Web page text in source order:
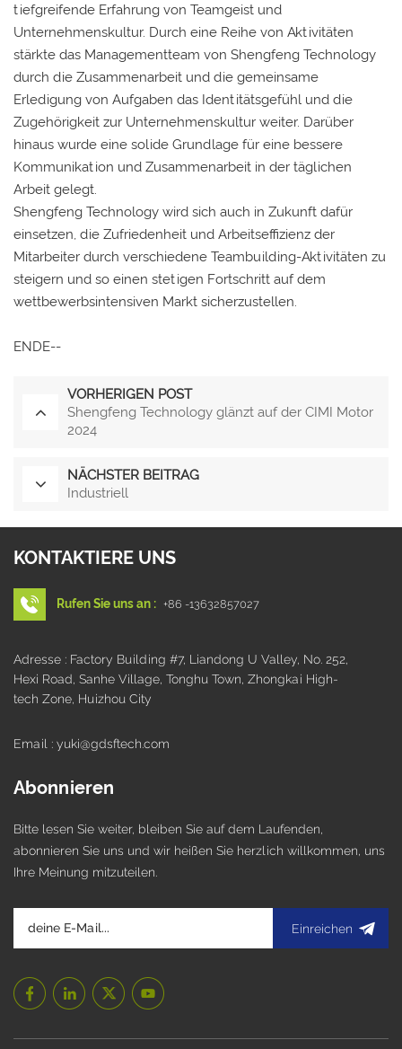
tiefgreifende Erfahrung von Teamgeist und
Unternehmenskultur. Durch eine Reihe von Aktivitäten
stärkte das Managementteam von Shengfeng Technology
durch die Zusammenarbeit und die gemeinsame
Erledigung von Aufgaben das Identitätsgefühl und die
Zugehörigkeit zur Unternehmenskultur weiter. Darüber
hinaus wurde eine solide Grundlage für eine bessere
Kommunikation und Zusammenarbeit in der täglichen
Arbeit gelegt.
Shengfeng Technology wird sich auch in Zukunft dafür
einsetzen, die Zufriedenheit und Arbeitseffizienz der
Mitarbeiter durch verschiedene Teambuilding-Aktivitäten zu
steigern und so einen stetigen Fortschritt auf dem
wettbewerbsintensiven Markt sicherzustellen.
ENDE--
VORHERIGEN POST
Shengfeng Technology glänzt auf der CIMI Motor
2024
NÄCHSTER BEITRAG
Industriell
KONTAKTIERE UNS
Rufen Sie uns an : +86 -13632857027
Adresse : Factory Building #7, Liandong U Valley, No. 252,
Hexi Road, Sanhe Village, Tonghu Town, Zhongkai High-
tech Zone, Huizhou City
Email : yuki@gdsftech.com
Abonnieren
Bitte lesen Sie weiter, bleiben Sie auf dem Laufenden,
abonnieren Sie uns und wir heißen Sie herzlich willkommen, uns
Ihre Meinung mitzuteilen.
Einreichen